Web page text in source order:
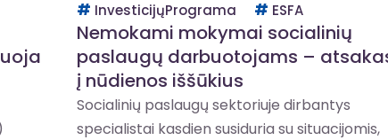
InvesticijųPrograma
ESFA
Nemokami mokymai socialinių
paslaugų darbuotojams –
į nūdienos iššūkius
Socialinių paslaugų sektoriuje dirbantys
specialistai kasdien susiduria su situacijomis,